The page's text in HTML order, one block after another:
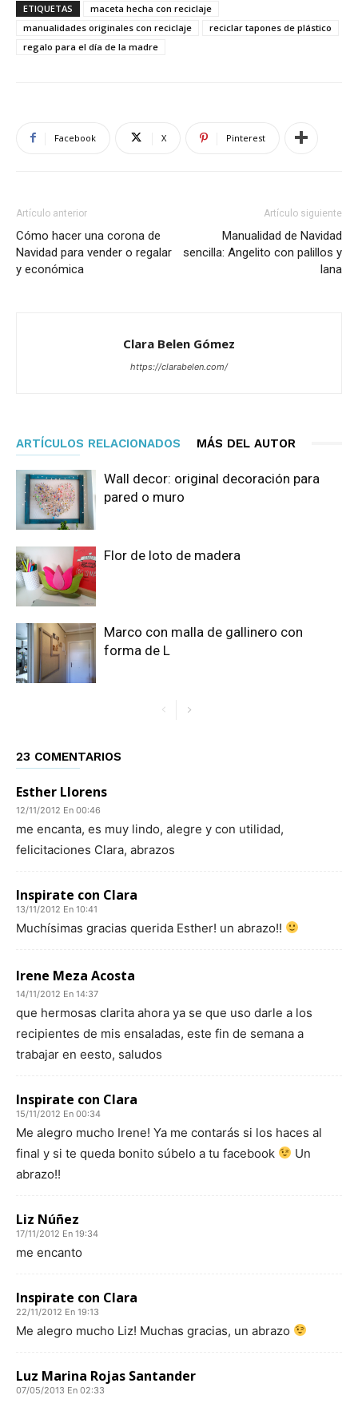
ETIQUETAS
maceta hecha con reciclaje
manualidades originales con reciclaje
reciclar tapones de plástico
regalo para el día de la madre
Facebook X Pinterest
Artículo anterior
Cómo hacer una corona de
Navidad para vender o regalar
y económica
Artículo siguiente
Manualidad de Navidad
sencilla: Angelito con palillos y
lana
Clara Belen Gómez
https://clarabelen.com/
ARTÍCULOS RELACIONADOS MÁS DEL AUTOR
Wall decor: original decoración para
pared o muro
Flor de loto de madera
Marco con malla de gallinero con
forma de L
23 COMENTARIOS
Esther Llorens
12/11/2012 En 00:46
me encanta, es muy lindo, alegre y con utilidad,
felicitaciones Clara, abrazos
Inspirate con Clara
13/11/2012 En 10:41
Muchísimas gracias querida Esther! un abrazo!!
Irene Meza Acosta
14/11/2012 En 14:37
que hermosas clarita ahora ya se que uso darle a los
recipientes de mis ensaladas, este fin de semana a
trabajar en eesto, saludos
Inspirate con Clara
15/11/2012 En 00:34
Me alegro mucho Irene! Ya me contarás si los haces al
final y si te queda bonito súbelo a tu facebook
Un
abrazo!!
Liz Núñez
17/11/2012 En 19:34
me encanto
Inspirate con Clara
22/11/2012 En 19:13
Me alegro mucho Liz! Muchas gracias, un abrazo
Luz Marina Rojas Santander
07/05/2013 En 02:33